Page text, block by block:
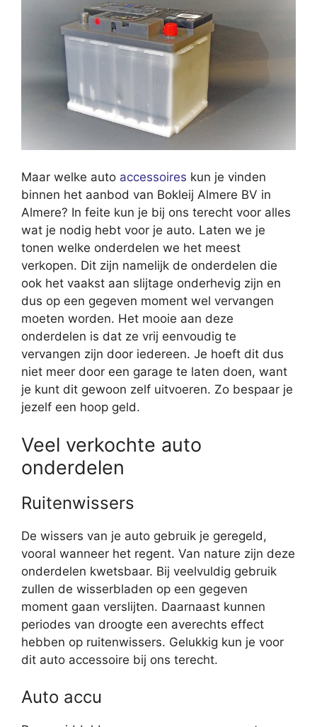
Maar welke auto accessoires kun je vinden
binnen het aanbod van Bokleij Almere BV in
Almere? In feite kun je bij ons terecht voor alles
wat je nodig hebt voor je auto. Laten we je
tonen welke onderdelen we het meest
verkopen. Dit zijn namelijk de onderdelen die
ook het vaakst aan slijtage onderhevig zijn en
dus op een gegeven moment wel vervangen
moeten worden. Het mooie aan deze
onderdelen is dat ze vrij eenvoudig te
vervangen zijn door iedereen. Je hoeft dit dus
niet meer door een garage te laten doen, want
je kunt dit gewoon zelf uitvoeren. Zo bespaar je
jezelf een hoop geld.
Veel verkochte auto
onderdelen
Ruitenwissers
De wissers van je auto gebruik je geregeld,
vooral wanneer het regent. Van nature zijn deze
onderdelen kwetsbaar. Bij veelvuldig gebruik
zullen de wisserbladen op een gegeven
moment gaan verslijten. Daarnaast kunnen
periodes van droogte een averechts effect
hebben op ruitenwissers. Gelukkig kun je voor
dit auto accessoire bij ons terecht.
Auto accu